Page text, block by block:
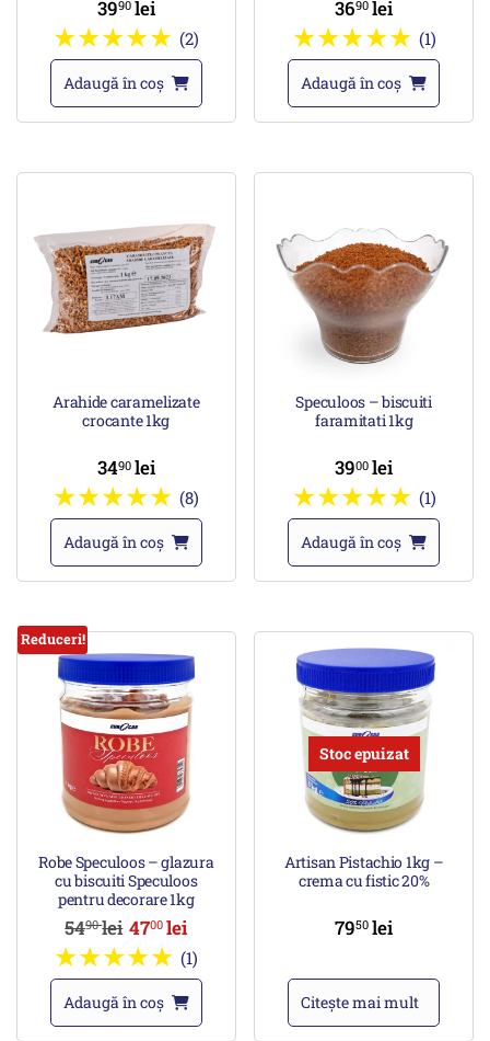
3990 lei
(2)
Adaugă în coș
3690lei
(1)
Adaugă în coș
Arahide caramelizate
crocante 1kg
3490 lei
(8)
Adaugă în coș
Speculoos – biscuiti
faramitati 1kg
3900lei
(1)
Adaugă în coș
Reduceri!
Robe Speculoos – glazura
cu biscuiti Speculoos
pentru decorare 1kg
5490lei 4700lei
(1)
Adaugă în coș
Stoc epuizat
Artisan Pistachio 1kg –
crema cu fistic 20%
7950lei
Citește mai mult